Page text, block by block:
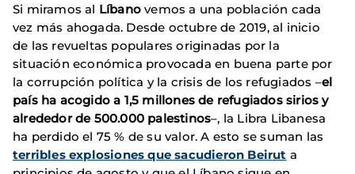
Si miramos al Líbano vemos a una población cada
vez más ahogada. Desde octubre de 2019, al inicio
de las revueltas populares originadas por la
situación económica provocada en buena parte por
la corrupción política y la crisis de los refugiados –el
país ha acogido a 1,5 millones de refugiados sirios y
alrededor de 500.000 palestinos–, la Libra Libanesa
ha perdido el 75 % de su valor. A esto se suman las
terribles explosiones que sacudieron Beirut a